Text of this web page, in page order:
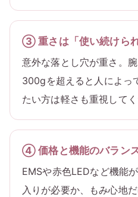
③ 重さは「使い続けら
意外な落とし穴が重さ。腕
300gを超えると人によっ
たい方は軽さも重視してく
④ 価格と機能のバラン
EMSや赤色LEDなど機能
入りが必要か、もみ心地